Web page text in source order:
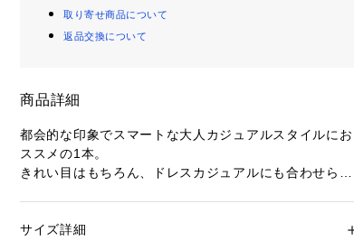
取り寄せ商品について
返品交換について
商品詳細
都会的な印象でスマートな大人カジュアルスタイルにお
ススメの1本。
きれい目はもちろん、ドレスカジュアルにも合わせられ
性別：メンズ
サイズ詳細